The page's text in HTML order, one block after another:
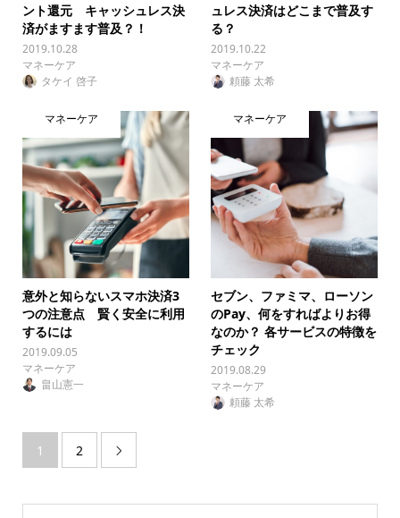
ント還元 キャッシュレス決
済がますます普及？！
2019.10.28
マネーケア
タケイ 啓子
ュレス決済はどこまで普及す
る？
2019.10.22
マネーケア
頼藤 太希
マネーケア
意外と知らないスマホ決済3
つの注意点 賢く安全に利用
するには
2019.09.05
マネーケア
畠山憲一
マネーケア
セブン、ファミマ、ローソン
のPay、何をすればよりお得
なのか？ 各サービスの特徴を
チェック
2019.08.29
マネーケア
頼藤 太希
1 2 